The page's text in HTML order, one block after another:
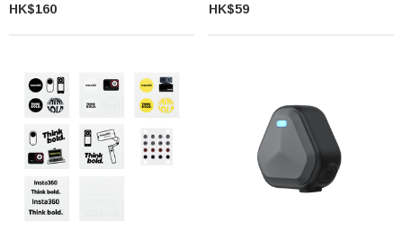
HK$160 HK$59